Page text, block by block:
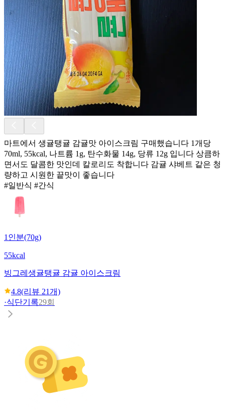
마트에서 생귤탱귤 감귤맛 아이스크림 구매했습니다 1개당
70ml, 55kcal, 나트륨 1g, 탄수화물 14g, 당류 12g 입니다 상큼하
면서도 달콤한 맛인데 칼로리도 착합니다 감귤 샤베트 같은 청
량하고 시원한 끝맛이 좋습니다
#일반식 #간식
1인분(70g)
55kcal
빙그레 생귤탱귤 감귤 아이스크림
4.8(리뷰 21개)
·식단기록29회